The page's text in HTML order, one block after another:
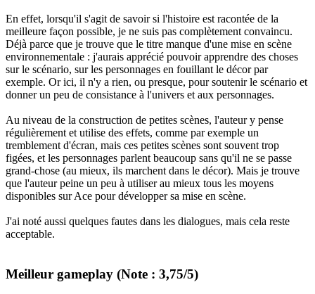
En effet, lorsqu'il s'agit de savoir si l'histoire est racontée de la
meilleure façon possible, je ne suis pas complètement convaincu.
Déjà parce que je trouve que le titre manque d'une mise en scène
environnementale : j'aurais apprécié pouvoir apprendre des choses
sur le scénario, sur les personnages en fouillant le décor par
exemple. Or ici, il n'y a rien, ou presque, pour soutenir le scénario et
donner un peu de consistance à l'univers et aux personnages.
Au niveau de la construction de petites scènes, l'auteur y pense
régulièrement et utilise des effets, comme par exemple un
tremblement d'écran, mais ces petites scènes sont souvent trop
figées, et les personnages parlent beaucoup sans qu'il ne se passe
grand-chose (au mieux, ils marchent dans le décor). Mais je trouve
que l'auteur peine un peu à utiliser au mieux tous les moyens
disponibles sur Ace pour développer sa mise en scène.
J'ai noté aussi quelques fautes dans les dialogues, mais cela reste
acceptable.
Meilleur gameplay (Note : 3,75/5)